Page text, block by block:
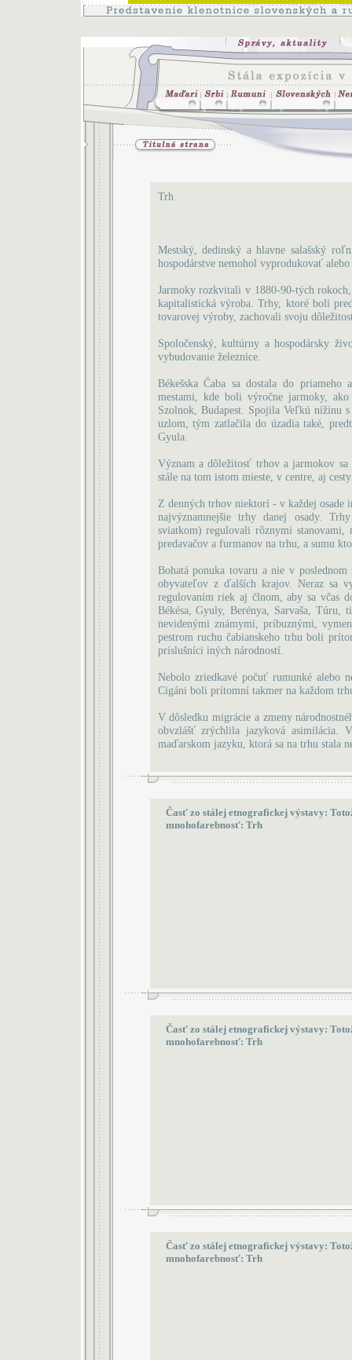
Trh
Mestský, dedinský a hlavne salašský
hospodárstve nemohol vyprodukovať
Jarmoky rozkvitali v 1880-90-tých
kapitalistická výroba. Trhy, ktoré boli
tovarovej výroby, zachovali svoju
Spoločenský, kultúrny a hospodársky
vybudovanie železnice.
Békešska Čaba sa dostala do
mestami, kde boli výročne jarmoky, ako
Szolnok, Budapest. Spojila Veľkú nížinu
uzlom, tým zatlačila do úzadia také,
Gyula.
Význam a dôležitosť trhov a jarmokov
stále na tom istom mieste, v centre, aj
Z denných trhov niektorí - v každej osade
najvýznamnejšie trhy danej osady.
sviatkom) regulovali rôznymi
predavačov a furmanov na trhu, a sumu
Bohatá ponuka tovaru a nie v
obyvateľov z ďalších krajov. Neraz sa
regulovaním riek aj člnom, aby sa včas
Békésa, Gyuly, Berénya, Sarvaša,
nevidenými známymi, príbuznými,
pestrom ruchu čabianskeho trhu boli
príslušníci iných národností.
Nebolo zriedkavé počuť rumunké alebo
Cigáni boli prítomní takmer na každom
V dôsledku migrácie a zmeny
obvzlášť zrýchlila jazyková asimilácia.
maďarskom jazyku, ktorá sa na trhu stala
Časť zo stálej etnografickej výstavy:
mnohofarebnosť: Trh
Časť zo stálej etnografickej výstavy:
mnohofarebnosť: Trh
Časť zo stálej etnografickej výstavy:
mnohofarebnosť: Trh